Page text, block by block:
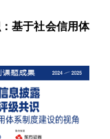
基于社会信用体